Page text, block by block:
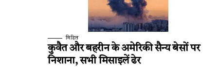
मिडिल
कुवैत और बहरीन के अमेरिकी सैन्य बेसों पर
निशाना, सभी मिसाइलें ढेर